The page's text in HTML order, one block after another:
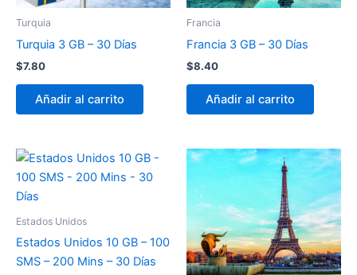
Turquia
Turquia 3 GB – 30 Días
$7.80
Añadir al carrito
Francia
Francia 3 GB – 30 Días
$8.40
Añadir al carrito
Estados Unidos
Estados Unidos 10 GB – 100
SMS – 200 Mins – 30 Días